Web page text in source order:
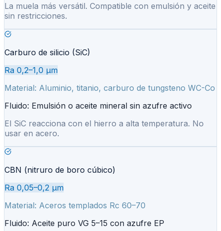
La muela más versátil. Compatible con emulsión y aceite
sin restricciones.
Carburo de silicio (SiC)
Ra 0,2–1,0 µm
Material: Aluminio, titanio, carburo de tungsteno WC-Co
Fluido: Emulsión o aceite mineral sin azufre activo
El SiC reacciona con el hierro a alta temperatura. No
usar en acero.
CBN (nitruro de boro cúbico)
Ra 0,05–0,2 µm
Material: Aceros templados Rc 60–70
Fluido: Aceite puro VG 5–15 con azufre EP